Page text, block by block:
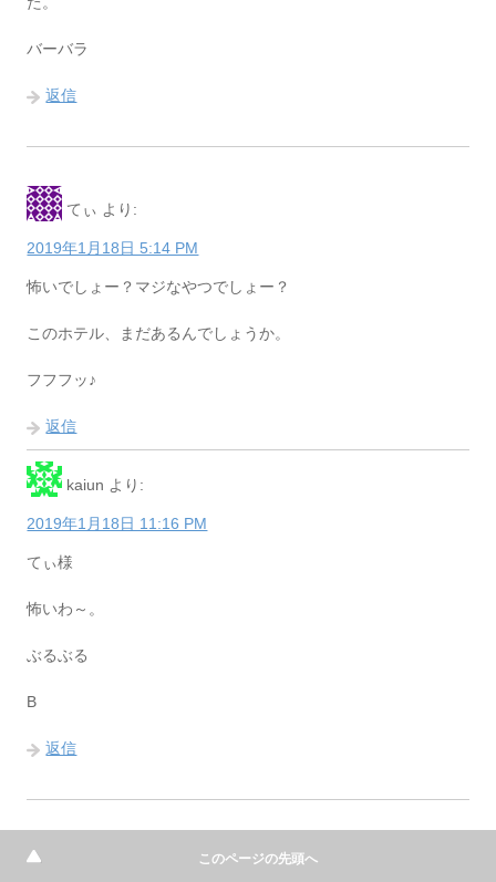
バーバラ
返信
てぃ より:
2019年1月18日 5:14 PM
怖いでしょー？マジなやつでしょー？
このホテル、まだあるんでしょうか。
フフフッ♪
返信
kaiun より:
2019年1月18日 11:16 PM
てぃ様
怖いわ～。
ぶるぶる
B
返信
このページの先頭へ